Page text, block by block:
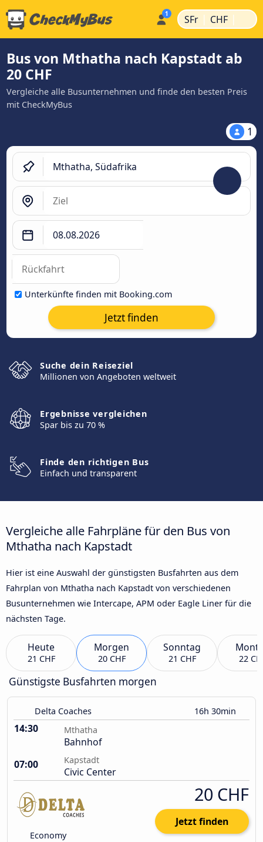
SFr | CHF |
Bus von Mthatha nach Kapstadt ab
20 CHF
Vergleiche alle Busunternehmen und finde den besten Preis
mit CheckMyBus
1
Unterkünfte finden mit Booking.com
Jetzt finden
Suche dein Reiseziel
Millionen von Angeboten weltweit
Ergebnisse vergleichen
Spar bis zu 70 %
Finde den richtigen Bus
Einfach und transparent
Vergleiche alle Fahrpläne für den Bus von
Mthatha nach Kapstadt
Hier ist eine Auswahl der günstigsten Busfahrten aus dem
Fahrplan von Mthatha nach Kapstadt von verschiedenen
Busunternehmen wie Intercape, APM oder Eagle Liner für die
nächsten Tage.
Heute
21 CHF
Morgen
20 CHF
Sonntag
21 CHF 22
Günstigste Busfahrten morgen
Delta Coaches 16h 30min
14:30 Mthatha
Bahnhof
07:00
Kapstadt
Civic Center
Economy
20 CHF
Jetzt finden